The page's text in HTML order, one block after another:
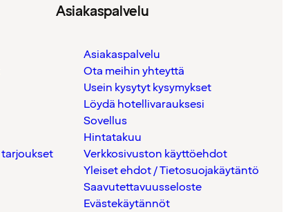
Asiakaspalvelu
Asiakaspalvelu
Ota meihin yhteyttä
Usein kysytyt kysymykset
Löydä hotellivarauksesi
Sovellus
Hintatakuu
Verkkosivuston käyttöehdot
Yleiset ehdot / Tietosuojakäytäntö
Saavutettavuusseloste
Evästekäytännöt